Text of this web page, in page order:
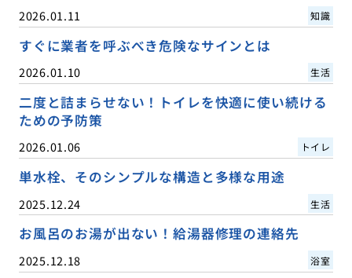
2026.01.11 知識
すぐに業者を呼ぶべき危険なサインとは
2026.01.10 生活
二度と詰まらせない！トイレを快適に使い続ける
ための予防策
2026.01.06 トイレ
単水栓、そのシンプルな構造と多様な用途
2025.12.24 生活
お風呂のお湯が出ない！給湯器修理の連絡先
2025.12.18 浴室